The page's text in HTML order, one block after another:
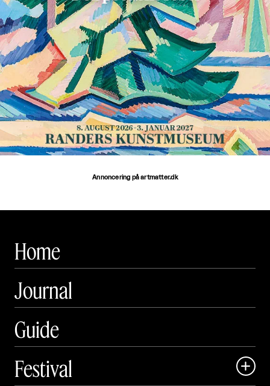
Annoncering på artmatter.dk
Home
Journal
Guide
Festival
